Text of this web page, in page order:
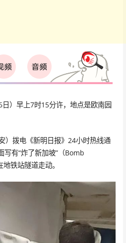
）早上7时15分许，地点是欧南园
）拨电《新明日报》24小时热线通
有“炸了新加坡”（Bomb
铁站隧道走动。